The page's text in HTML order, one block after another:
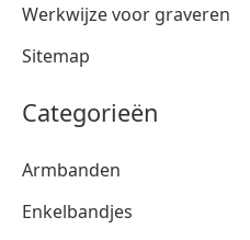
Werkwijze voor graveren
Sitemap
Categorieën
Armbanden
Enkelbandjes